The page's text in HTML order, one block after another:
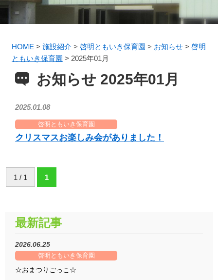
HOME > 施設紹介 > 啓明ともいき保育園 > お知らせ > 啓明
ともいき保育園 > 2025年01月
お知らせ 2025年01月
2025.01.08
啓明ともいき保育園
クリスマスお楽しみ会がありました！
1 / 1 1
最新記事
2026.06.25
啓明ともいき保育園
☆おまつりごっこ☆